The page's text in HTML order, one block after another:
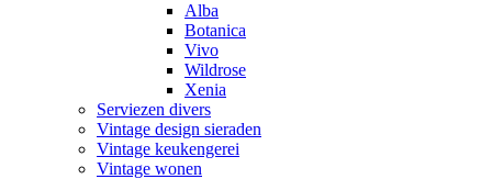
Alba
Botanica
Vivo
Wildrose
Xenia
Serviezen divers
Vintage design sieraden
Vintage keukengerei
Vintage wonen